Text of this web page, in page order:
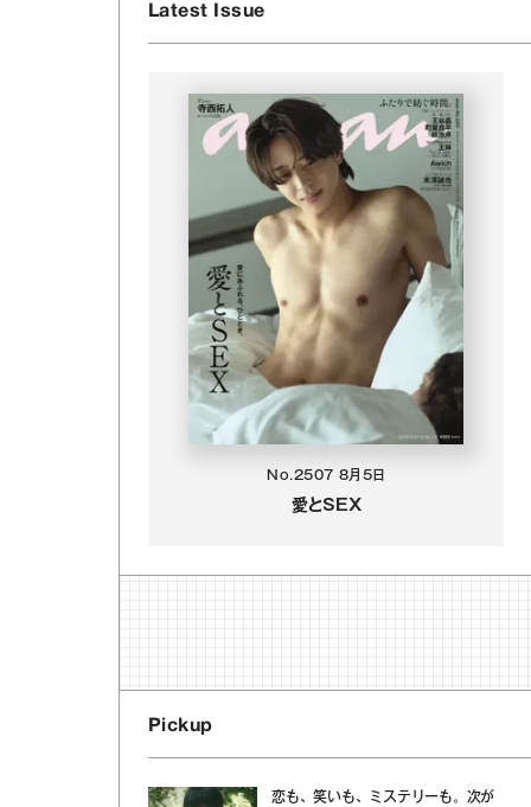
Latest Issue
No.2507 8月5日
愛とSEX
Pickup
恋も、笑いも、ミステリーも。次が